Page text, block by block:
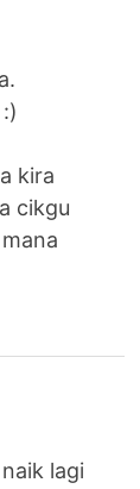
kira
cikgu
lagi